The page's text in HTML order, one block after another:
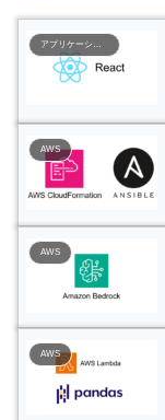
アプリケーション開発
AWS
AWS
AWS